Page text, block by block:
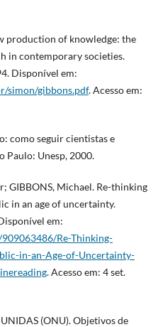
production of knowledge: the
in contemporary societies.
Disponível em:
simon/gibbons.pdf. Acesso em:
como seguir cientistas e
Paulo: Unesp, 2000.
GIBBONS, Michael. Re-thinking
in an age of uncertainty.
em:
Re-Thinking-
in-an-Age-of-Uncertainty-
. Acesso em: 4 set.
(ONU). Objetivos de